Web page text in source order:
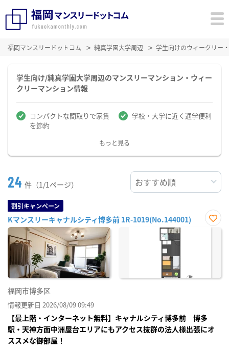
福岡マンスリードットコム 純真学園大学周辺 学生向けのウィークリー
学生向け/純真学園大学周辺のマンスリーマンション・ウィー
クリーマンション情報
コンパクトな間取りで家賃
を節約
学校・大学に近く通学便利
もっと見る
24 件（1/1ページ）
割引キャンペーン
Kマンスリーキャナルシティ博多前 1R-1019(No.144001)
お気
福岡市博多区
情報更新日 2026/08/09 09:49
【最上階・インターネット無料】キャナルシティ博多前 博多
駅・天神方面中洲屋台エリアにもアクセス抜群の法人様出張にオ
ススメな御部屋！